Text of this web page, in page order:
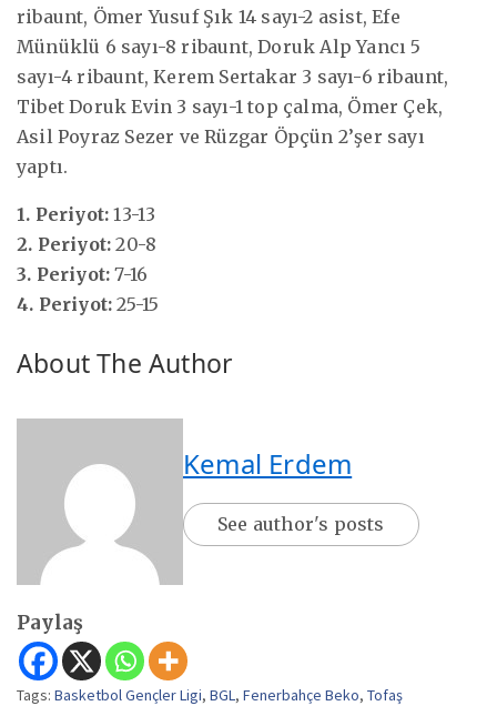
ribaunt, Ömer Yusuf Şık 14 sayı-2 asist, Efe
Münüklü 6 sayı-8 ribaunt, Doruk Alp Yancı 5
sayı-4 ribaunt, Kerem Sertakar 3 sayı-6 ribaunt,
Tibet Doruk Evin 3 sayı-1 top çalma, Ömer Çek,
Asil Poyraz Sezer ve Rüzgar Öpçün 2’şer sayı
yaptı.
1. Periyot: 13-13
2. Periyot: 20-8
3. Periyot: 7-16
4. Periyot: 25-15
About The Author
Kemal Erdem
See author's posts
Paylaş
Tags: Basketbol Gençler Ligi, BGL, Fenerbahçe Beko, Tofaş